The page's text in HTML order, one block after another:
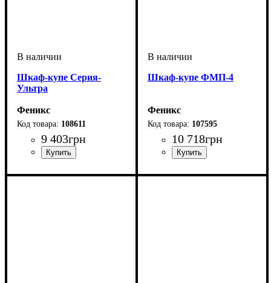
Шкаф-купе Cерия-
Ультра
Феникс
108611
9 403грн
Шкаф-купе ФМП-4
Феникс
107595
10 718грн